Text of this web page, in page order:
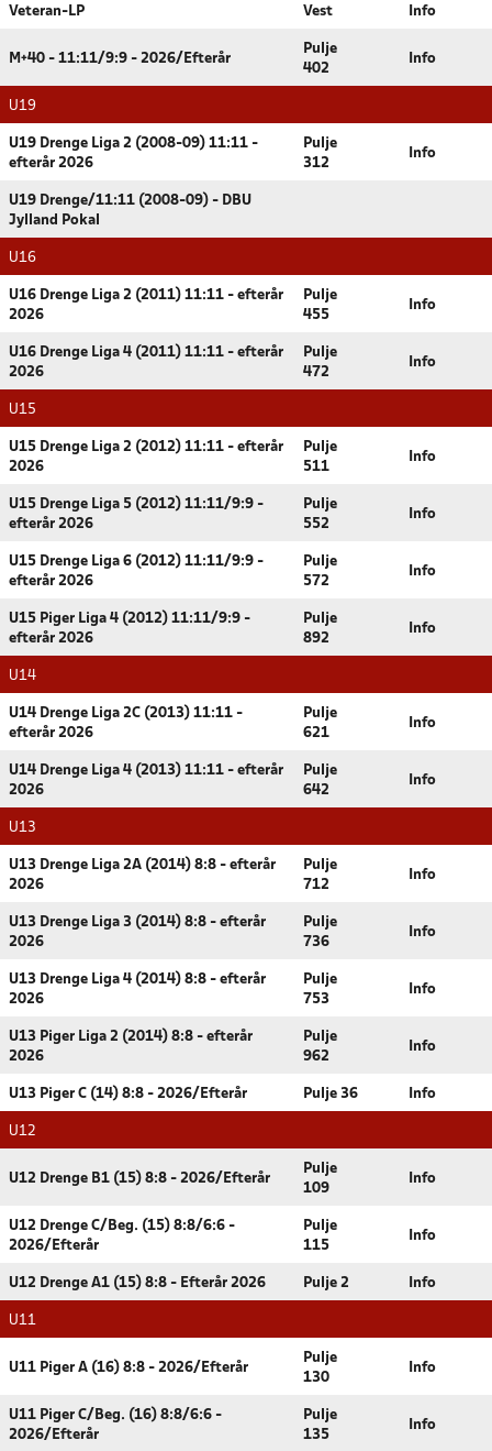
Veteran-LP Vest Info
M+40 - 11:11/9:9 - 2026/Efterår
Pulje
402
Info
U19
U19 Drenge Liga 2 (2008-09) 11:11 -
efterår 2026
Pulje
312
Info
U19 Drenge/11:11 (2008-09) - DBU
Jylland Pokal
U16
U16 Drenge Liga 2 (2011) 11:11 - efterår
2026
Pulje
455
Info
U16 Drenge Liga 4 (2011) 11:11 - efterår
2026
Pulje
472
Info
U15
U15 Drenge Liga 2 (2012) 11:11 - efterår
2026
Pulje
511
Info
U15 Drenge Liga 5 (2012) 11:11/9:9 -
efterår 2026
Pulje
552
Info
U15 Drenge Liga 6 (2012) 11:11/9:9 -
efterår 2026
Pulje
572
Info
U15 Piger Liga 4 (2012) 11:11/9:9 -
efterår 2026
Pulje
892
Info
U14
U14 Drenge Liga 2C (2013) 11:11 -
efterår 2026
Pulje
621
Info
U14 Drenge Liga 4 (2013) 11:11 - efterår
2026
Pulje
642
Info
U13
U13 Drenge Liga 2A (2014) 8:8 - efterår
2026
Pulje
712
Info
U13 Drenge Liga 3 (2014) 8:8 - efterår
2026
Pulje
736
Info
U13 Drenge Liga 4 (2014) 8:8 - efterår
2026
Pulje
753
Info
U13 Piger Liga 2 (2014) 8:8 - efterår
2026
Pulje
962
Info
U13 Piger C (14) 8:8 - 2026/Efterår Pulje 36 Info
U12
U12 Drenge B1 (15) 8:8 - 2026/Efterår
Pulje
109
Info
U12 Drenge C/Beg. (15) 8:8/6:6 -
2026/Efterår
Pulje
115
Info
U12 Drenge A1 (15) 8:8 - Efterår 2026 Pulje 2 Info
U11
U11 Piger A (16) 8:8 - 2026/Efterår
Pulje
130
Info
U11 Piger C/Beg. (16) 8:8/6:6 -
2026/Efterår
Pulje
135
Info